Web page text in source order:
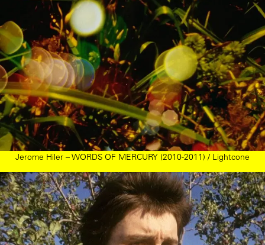
Jerome Hiler – WORDS OF MERCURY (2010-2011) / Lightcone